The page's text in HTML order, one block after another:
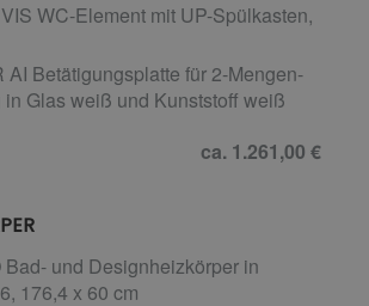
WC-Element mit UP-Spülkasten,
AI Betätigungsplatte für 2-Mengen-
in Glas weiß und Kunststoff weiß
ca. 1.261,00 €
Bad- und Designheizkörper in
176,4 x 60 cm